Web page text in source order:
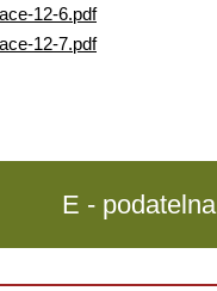
12-6.pdf
12-7.pdf
E - podatelna